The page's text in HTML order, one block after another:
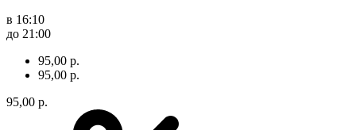
в 16:10
до 21:00
95,00 р.
95,00 р.
95,00 р.